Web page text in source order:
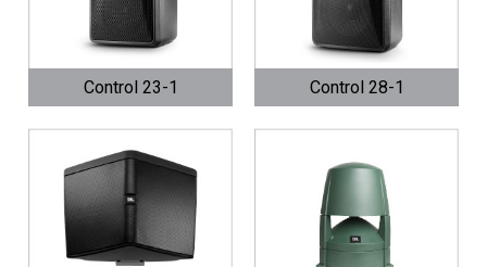
Control 23-1 Control 28-1